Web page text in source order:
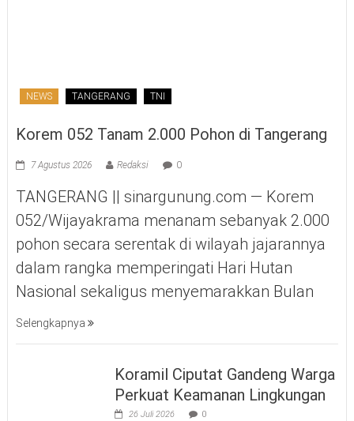
NEWS TANGERANG TNI
Korem 052 Tanam 2.000 Pohon di Tangerang
7 Agustus 2026 Redaksi 0
TANGERANG || sinargunung.com — Korem
052/Wijayakrama menanam sebanyak 2.000
pohon secara serentak di wilayah jajarannya
dalam rangka memperingati Hari Hutan
Nasional sekaligus menyemarakkan Bulan
Selengkapnya
Koramil Ciputat Gandeng Warga
Perkuat Keamanan Lingkungan
26 Juli 2026 0